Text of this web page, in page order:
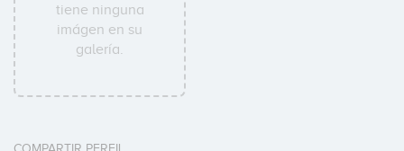
tiene ninguna
imágen en su
galería.